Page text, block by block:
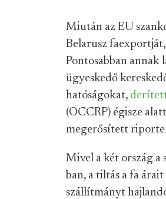
Miután az EU
Belarusz
Pontosabban annak
ügyeskedő
hatóságokat,
(OCCRP) égisze
megerősített
Mivel a két ország
ban, a tiltás a fa
szállítmányt